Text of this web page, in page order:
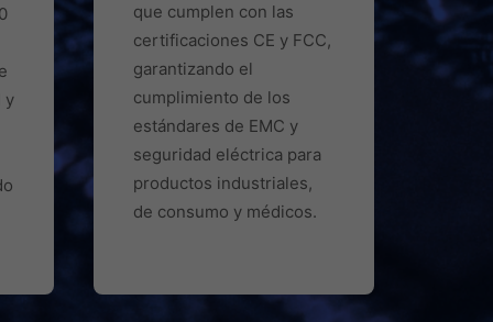
y
que cumplen con las
certificaciones CE y FCC,
garantizando el
cumplimiento de los
estándares de EMC y
seguridad eléctrica para
productos industriales,
de consumo y médicos.